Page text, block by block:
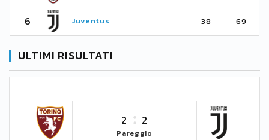
6 Juventus 38 69
ULTIMI RISULTATI
2 2
Pareggio